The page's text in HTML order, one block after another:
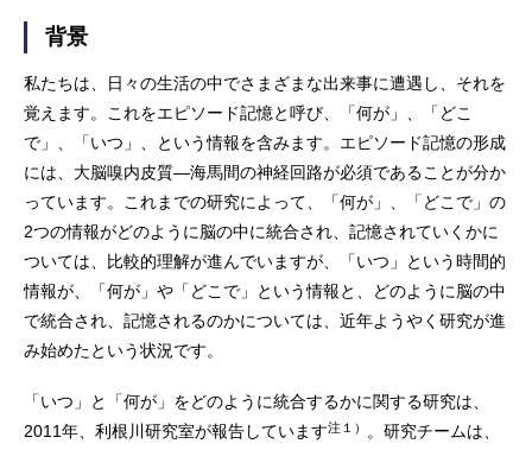
背景
私たちは、日々の生活の中でさまざまな出来事に遭遇し、それを
覚えます。これをエピソード記憶と呼び、「何が」、「どこ
で」、「いつ」、という情報を含みます。エピソード記憶の形成
には、大脳嗅内皮質―海馬間の神経回路が必須であることが分か
っています。これまでの研究によって、「何が」、「どこで」の
2つの情報がどのように脳の中に統合され、記憶されていくかに
ついては、比較的理解が進んでいますが、「いつ」という時間的
情報が、「何が」や「どこで」という情報と、どのように脳の中
で統合され、記憶されるのかについては、近年ようやく研究が進
み始めたという状況です。
「いつ」と「何が」をどのように統合するかに関する研究は、
2011年、利根川研究室が報告しています注１）
。研究チームは、